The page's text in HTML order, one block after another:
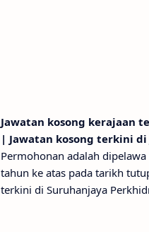
Jawatan kosong kerajaan
| Jawatan kosong terkini di
Permohonan adalah
tahun ke atas pada tarikh
terkini di Suruhanjaya